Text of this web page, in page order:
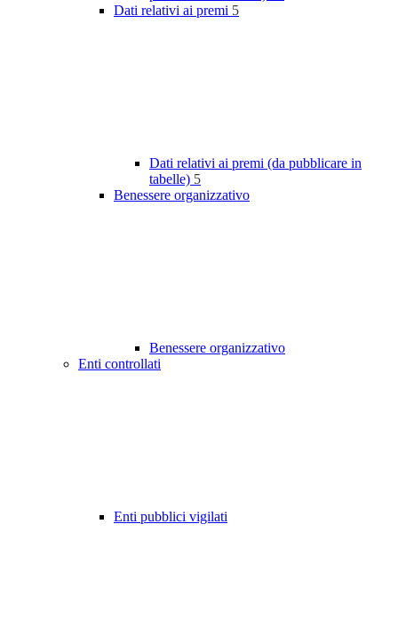
Dati relativi ai premi 5
Dati relativi ai premi (da pubblicare in
tabelle) 5
Benessere organizzativo
Benessere organizzativo
Enti controllati
Enti pubblici vigilati